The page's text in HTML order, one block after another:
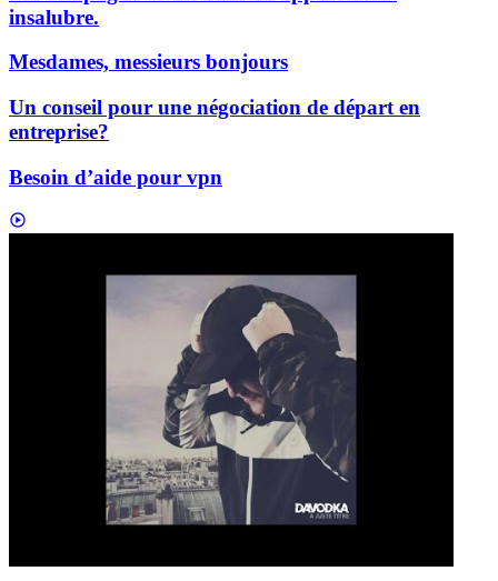
insalubre.
Mesdames, messieurs bonjours
Un conseil pour une négociation de départ en
entreprise?
Besoin d’aide pour vpn